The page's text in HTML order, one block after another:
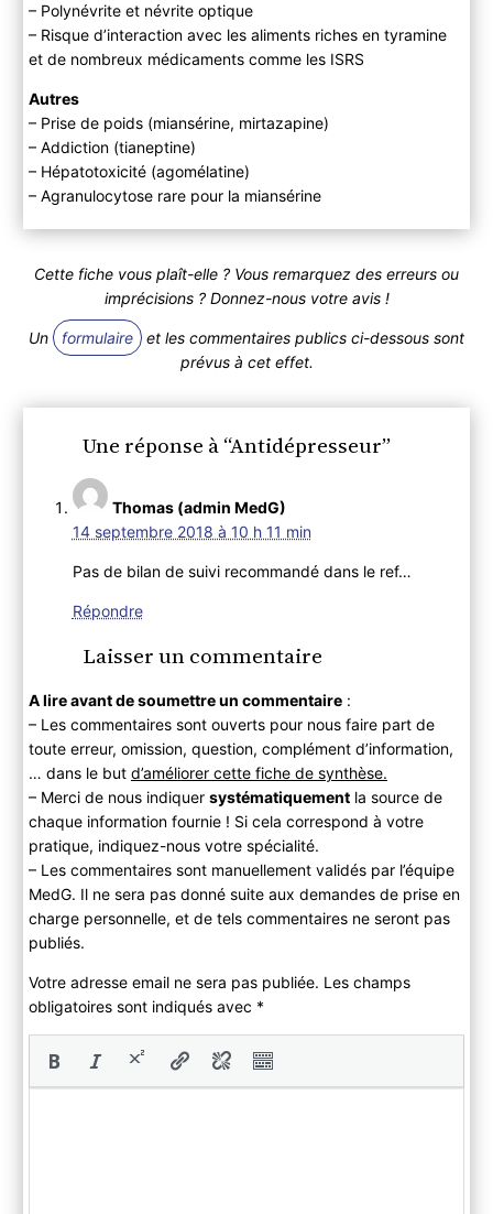
– Polynévrite et névrite optique
– Risque d’interaction avec les aliments riches en tyramine
et de nombreux médicaments comme les ISRS
Autres
– Prise de poids (miansérine, mirtazapine)
– Addiction (tianeptine)
– Hépatotoxicité (agomélatine)
– Agranulocytose rare pour la miansérine
Cette fiche vous plaît-elle ? Vous remarquez des erreurs ou
imprécisions ? Donnez-nous votre avis !
Un formulaire
et les commentaires publics ci-dessous sont
prévus à cet effet.
Une réponse à “Antidépresseur”
Thomas (admin MedG)
14 septembre 2018 à 10 h 11 min
Pas de bilan de suivi recommandé dans le ref…
Répondre
Laisser un commentaire
A lire avant de soumettre un commentaire:
– Les commentaires sont ouverts pour nous faire part de
toute erreur, omission, question, complément d’information,
… dans le but d’améliorer cette fiche de synthèse.
– Merci de nous indiquer systématiquementla source de
chaque information fournie ! Si cela correspond à votre
pratique, indiquez-nous votre spécialité.
– Les commentaires sont manuellement validés par l’équipe
MedG. Il ne sera pas donné suite aux demandes de prise en
charge personnelle, et de tels commentaires ne seront pas
publiés.
Votre adresse email ne sera pas publiée. Les champs
obligatoires sont indiqués avec *